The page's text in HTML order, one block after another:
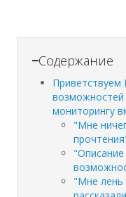
−Содержание
Приветствуем
мониторингу
"Мне
"Мне лень